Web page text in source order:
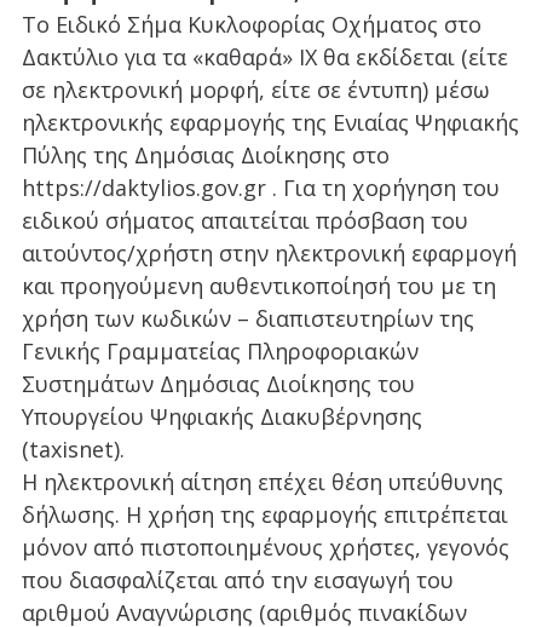
Το Ειδικό Σήμα Κυκλοφορίας Οχήματος στο
Δακτύλιο για τα «καθαρά» ΙΧ θα εκδίδεται (είτε
σε ηλεκτρονική μορφή, είτε σε έντυπη) μέσω
ηλεκτρονικής εφαρμογής της Ενιαίας Ψηφιακής
Πύλης της Δημόσιας Διοίκησης στο
https://daktylios.gov.gr . Για τη χορήγηση του
ειδικού σήματος απαιτείται πρόσβαση του
αιτούντος/χρήστη στην ηλεκτρονική εφαρμογή
και προηγούμενη αυθεντικοποίησή του με τη
χρήση των κωδικών – διαπιστευτηρίων της
Γενικής Γραμματείας Πληροφοριακών
Συστημάτων Δημόσιας Διοίκησης του
Υπουργείου Ψηφιακής Διακυβέρνησης
(taxisnet).
Η ηλεκτρονική αίτηση επέχει θέση υπεύθυνης
δήλωσης. Η χρήση της εφαρμογής επιτρέπεται
μόνον από πιστοποιημένους χρήστες, γεγονός
που διασφαλίζεται από την εισαγωγή του
αριθμού Αναγνώρισης (αριθμός πινακίδων